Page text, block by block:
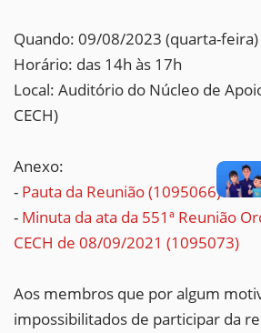
Quando: 09/08/2023 (quarta-feira)
Horário: das 14h às 17h
Local: Auditório do Núcleo de
CECH)
Anexo:
- Pauta da Reunião (1095066)
- Minuta da ata da 551ª Reunião
CECH de 08/09/2021 (1095073)
Aos membros que por algum
impossibilitados de participar da